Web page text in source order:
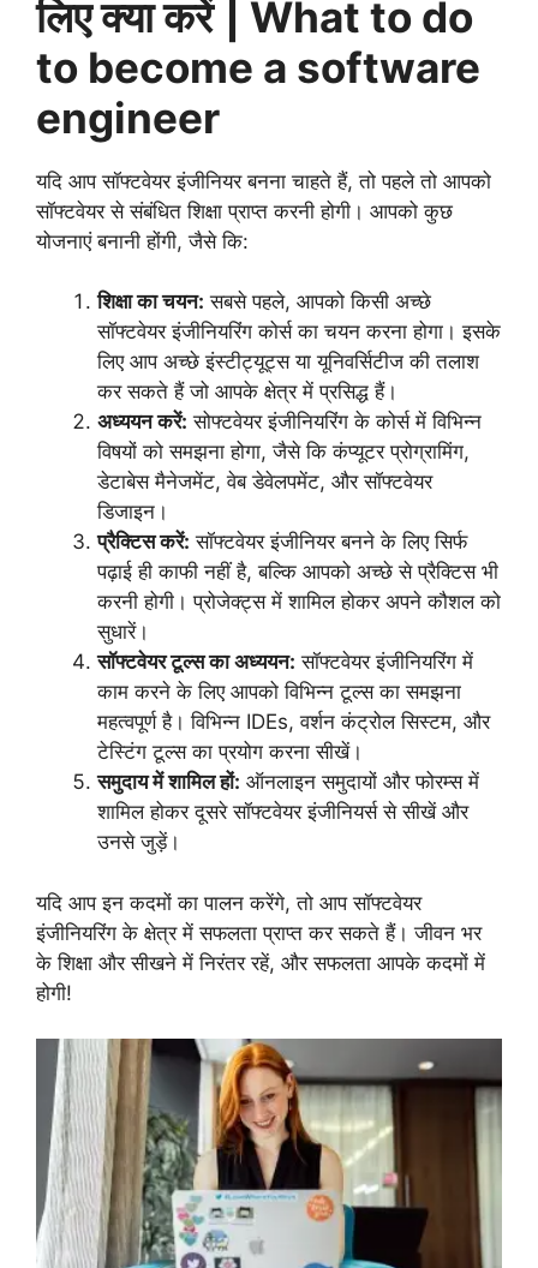
लिए क्या करें
| What to do
to become a software
engineer
यदि आप सॉफ्टवेयर इंजीनियर बनना चाहते हैं, तो पहले तो आपको
सॉफ्टवेयर से संबंधित शिक्षा प्राप्त करनी होगी। आपको कुछ
योजनाएं बनानी होंगी, जैसे कि:
शिक्षा का चयन: सबसे पहले, आपको किसी अच्छे
सॉफ्टवेयर इंजीनियरिंग कोर्स का चयन करना होगा। इसके
लिए आप अच्छे इंस्टीट्यूट्स या यूनिवर्सिटीज की तलाश
कर सकते हैं जो आपके क्षेत्र में प्रसिद्ध हैं।
अध्ययन करें: सोफ्टवेयर इंजीनियरिंग के कोर्स में विभिन्न
विषयों को समझना होगा, जैसे कि कंप्यूटर प्रोग्रामिंग,
डेटाबेस मैनेजमेंट, वेब डेवेलपमेंट, और सॉफ्टवेयर
डिजाइन।
प्रैक्टिस करें: सॉफ्टवेयर इंजीनियर बनने के लिए सिर्फ
पढ़ाई ही काफी नहीं है, बल्कि आपको अच्छे से प्रैक्टिस भी
करनी होगी। प्रोजेक्ट्स में शामिल होकर अपने कौशल को
सुधारें।
सॉफ्टवेयर टूल्स का अध्ययन: सॉफ्टवेयर इंजीनियरिंग में
काम करने के लिए आपको विभिन्न टूल्स का समझना
महत्वपूर्ण है। विभिन्न IDEs, वर्शन कंट्रोल सिस्टम, और
टेस्टिंग टूल्स का प्रयोग करना सीखें।
समुदाय में शामिल हों: ऑनलाइन समुदायों और फोरम्स में
शामिल होकर दूसरे सॉफ्टवेयर इंजीनियर्स से सीखें और
उनसे जुड़ें।
यदि आप इन कदमों का पालन करेंगे, तो आप सॉफ्टवेयर
इंजीनियरिंग के क्षेत्र में सफलता प्राप्त कर सकते हैं। जीवन भर
के शिक्षा और सीखने में निरंतर रहें, और सफलता आपके कदमों में
होगी!